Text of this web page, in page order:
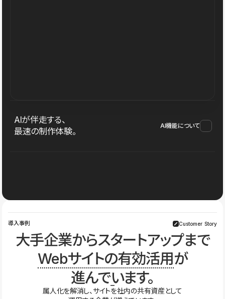
AIが伴走する、
最速の制作体験。
AI機能について
導入事例 Customer Story
大手企業からスタートアップまで
Webサイトの有効活用が
進んでいます。
属人化を解消し、サイトを社内の共有資産として